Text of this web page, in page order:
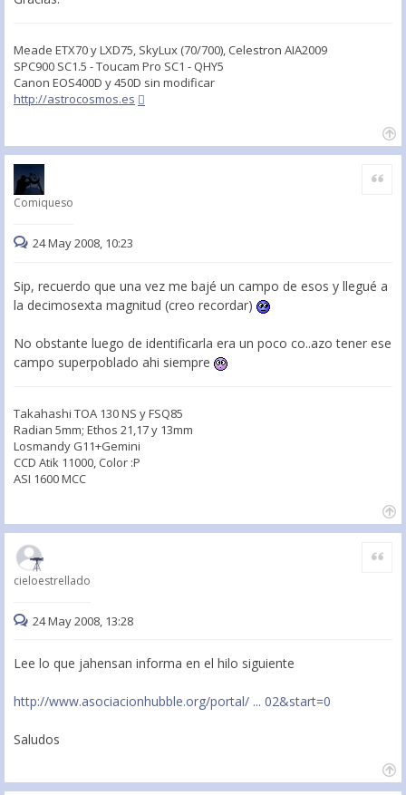
Meade ETX70 y LXD75, SkyLux (70/700), Celestron AIA2009
SPC900 SC1.5 - Toucam Pro SC1 - QHY5
Canon EOS400D y 450D sin modificar
http://astrocosmos.es
Comiqueso
Citar
24 May 2008, 10:23
Sip, recuerdo que una vez me bajé un campo de esos y llegué a
la decimosexta magnitud (creo recordar)
No obstante luego de identificarla era un poco co..azo tener ese
campo superpoblado ahi siempre
Takahashi TOA 130 NS y FSQ85
Radian 5mm; Ethos 21,17 y 13mm
Losmandy G11+Gemini
CCD Atik 11000, Color :P
ASI 1600 MCC
cieloestrellado
Citar
24 May 2008, 13:28
Lee lo que jahensan informa en el hilo siguiente
http://www.asociacionhubble.org/portal/ ... 02&start=0
Saludos